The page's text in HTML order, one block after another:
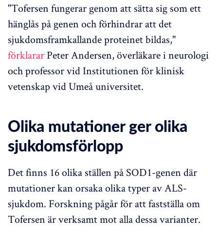
"Tofersen fungerar genom att sätta sig som ett
hänglås på genen och förhindrar att det
sjukdomsframkallande proteinet bildas,"
förklarar Peter Andersen, överläkare i neurologi
och professor vid Institutionen för klinisk
vetenskap vid Umeå universitet.
Olika mutationer ger olika
sjukdomsförlopp
Det finns 16 olika ställen på SOD1-genen där
mutationer kan orsaka olika typer av ALS-
sjukdom. Forskning pågår för att fastställa om
Tofersen är verksamt mot alla dessa varianter.